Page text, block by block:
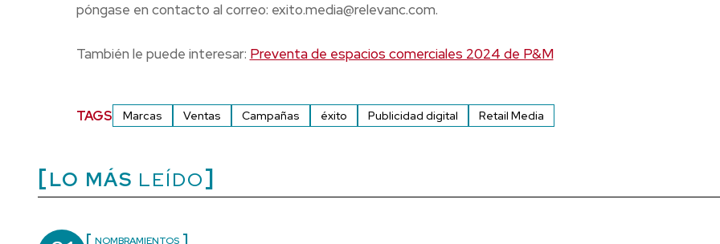
póngase en contacto al correo: exito.media@relevanc.com.
También le puede interesar: Preventa de espacios comerciales 2024 de P&M
TAGS Marcas Ventas Campañas éxito Publicidad digital Retail Media
LO MÁS LEÍDO
NOMBRAMIENTOS